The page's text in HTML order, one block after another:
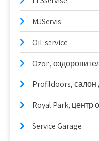
MJServis
Oil-service
Ozon,
Profildoors, салон
Royal Park, центр
Service Garage